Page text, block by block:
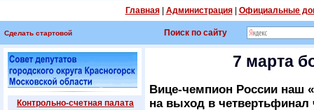
Главная| Администрация| Официальные
Сделать стартовой Поиск по сайту
Контрольно-счетная палата
7 марта
Вице-чемпион России наш
на выход в